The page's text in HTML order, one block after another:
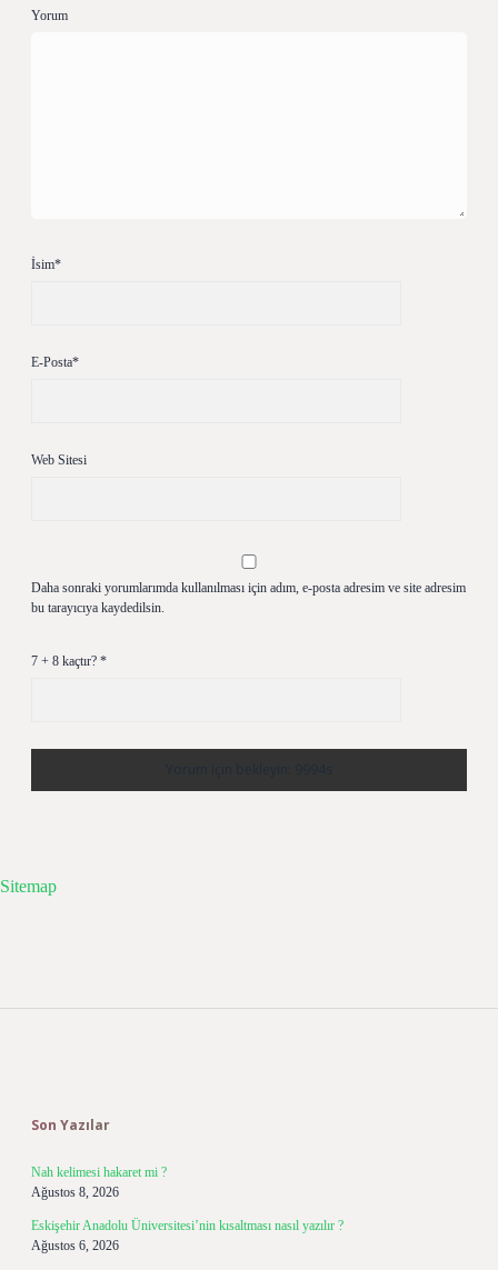
Yorum
İsim*
E-Posta*
Web Sitesi
Daha sonraki yorumlarımda kullanılması için adım, e-posta adresim ve site adresim
bu tarayıcıya kaydedilsin.
7 + 8 kaçtır? *
Sitemap
Son Yazılar
Nah kelimesi hakaret mi ?
Ağustos 8, 2026
Eskişehir Anadolu Üniversitesi’nin kısaltması nasıl yazılır ?
Ağustos 6, 2026